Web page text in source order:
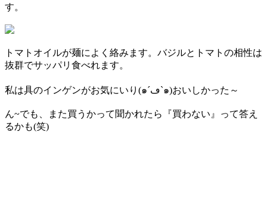
す。
トマトオイルが麺によく絡みます。バジルとトマトの相性は
抜群でサッパリ食べれます。
私は具のインゲンがお気にいり(๑´ڡ`๑)おいしかった～
ん~でも、また買うかって聞かれたら『買わない』って答え
るかも(笑)